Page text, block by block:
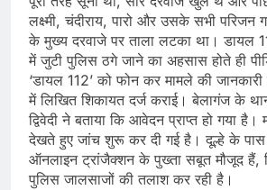
लक्ष्मी, चंदीराय, पारो और उसके सभी
के मुख्य दरवाजे पर ताला लटका था। ​डायल
में जुटी पुलिस ​ठगे जाने का अहसास होते ही
‘डायल 112’ को फोन कर मामले की
में लिखित शिकायत दर्ज कराई। बेलागंज के
द्विवेदी ने बताया कि आवेदन प्राप्त हो गया है।
देखते हुए जांच शुरू कर दी गई है। दूल्हे के पास
ऑनलाइन ट्रांजैक्शन के पुख्ता सबूत मौजूद हैं,
पुलिस जालसाजों की तलाश कर रही है।